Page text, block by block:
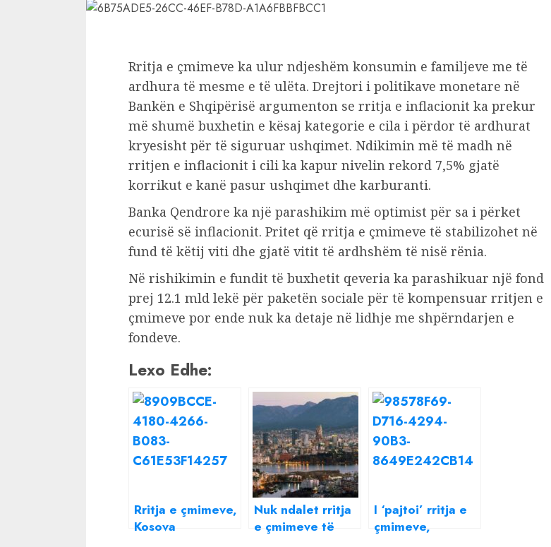
Rritja e çmimeve ka ulur ndjeshëm konsumin e familjeve me të
ardhura të mesme e të ulëta. Drejtori i politikave monetare në
Bankën e Shqipërisë argumenton se rritja e inflacionit ka prekur
më shumë buxhetin e kësaj kategorie e cila i përdor të ardhurat
kryesisht për të siguruar ushqimet. Ndikimin më të madh në
rritjen e inflacionit i cili ka kapur nivelin rekord 7,5% gjatë
korrikut e kanë pasur ushqimet dhe karburanti.
Banka Qendrore ka një parashikim më optimist për sa i përket
ecurisë së inflacionit. Pritet që rritja e çmimeve të stabilizohet në
fund të këtij viti dhe gjatë vitit të ardhshëm të nisë rënia.
Në rishikimin e fundit të buxhetit qeveria ka parashikuar një fond
prej 12.1 mld lekë për paketën sociale për të kompensuar rritjen e
çmimeve por ende nuk ka detaje në lidhje me shpërndarjen e
fondeve.
Lexo Edhe:
Rritja e çmimeve,
Kosova
Nuk ndalet rritja
e çmimeve të
I ‘pajtoi’ rritja e
çmimeve,